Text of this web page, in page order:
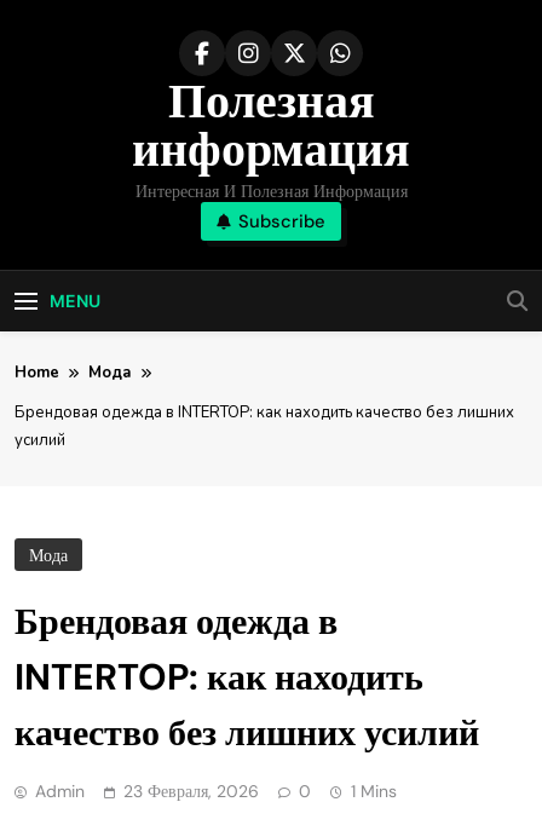
Полезная
информация
Интересная И Полезная Информация
Subscribe
MENU
Home
Мода
Брендовая одежда в INTERTOP: как находить качество без лишних
усилий
Мода
Брендовая одежда в
INTERTOP: как находить
качество без лишних усилий
Admin 23 Февраля, 2026 0 1 Mins